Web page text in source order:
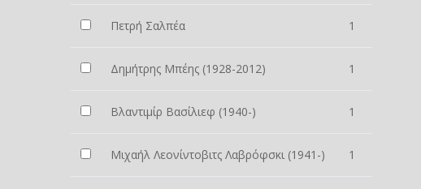
Πετρή Σαλπέα 1
Δημήτρης Μπέης (1928-2012) 1
Βλαντιμίρ Βασίλιεφ (1940-) 1
Μιχαήλ Λεονίντοβιτς Λαβρόφσκι (1941-) 1